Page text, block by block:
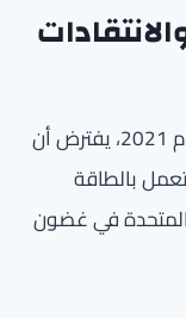
وبموجب اتفاق «أوكوس» الذي أبرم عام 2021، يفترض أن
بالطاقة
المتحدة في غضون